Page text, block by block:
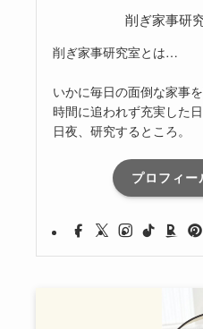
削ぎ家事研
削ぎ家事研究室とは…
いかに毎日の面倒な家事
時間に追われず充実した
日夜、研究するところ。
プロフィー